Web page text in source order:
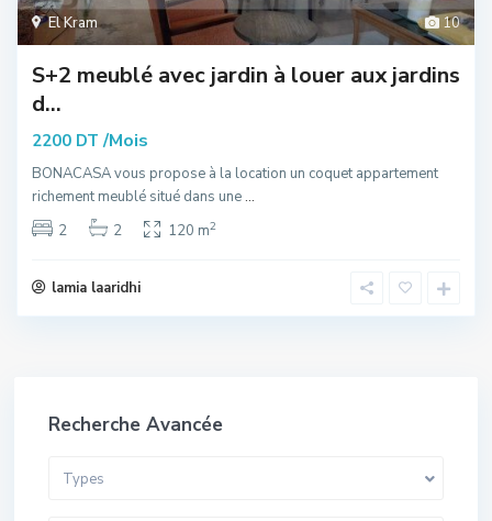
10
El Kram
S+2 meublé avec jardin à louer aux jardins
d...
2200 DT /Mois
BONACASA vous propose à la location un coquet appartement
richement meublé situé dans une...
2
2 120 m2
lamia laaridhi
Recherche Avancée
Types